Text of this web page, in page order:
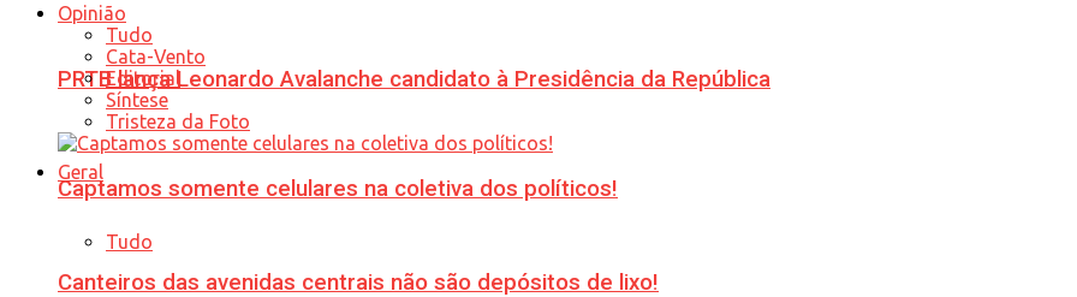
PRTB lança Leonardo Avalanche candidato à Presidência da República
Geral
Tudo
Opinião
Tudo
Cata-Vento
Editorial
Síntese
Tristeza da Foto
Captamos somente celulares na coletiva dos políticos!
Canteiros das avenidas centrais não são depósitos de lixo!